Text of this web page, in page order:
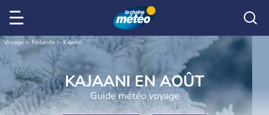
Voyage Finlande Kajaani
KAJAANI EN AOÛT
Guide météo voyage